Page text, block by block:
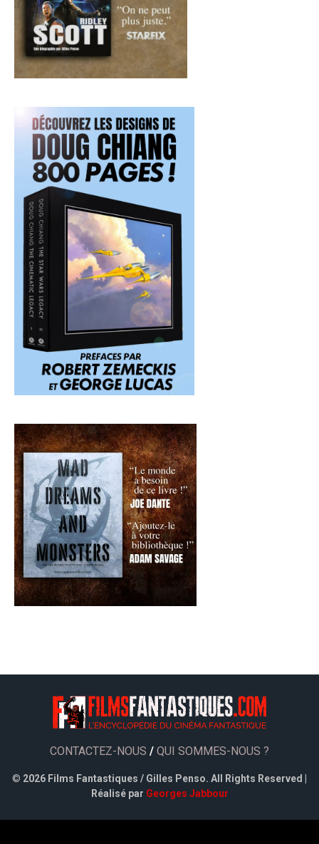
CONTACTEZ-NOUS / QUI SOMMES-NOUS ?
© 2026 Films Fantastiques / Gilles Penso. All Rights Reserved |
Réalisé par Georges Jabbour